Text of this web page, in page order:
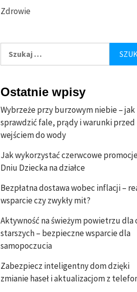
Zdrowie
Ostatnie wpisy
Wybrzeże przy burzowym niebie – jak
sprawdzić fale, prądy i warunki przed
wejściem do wody
Jak wykorzystać czerwcowe
Dniu Dziecka na działce
Bezpłatna dostawa wobec inflacji –
wsparcie czy zwykły mit?
Aktywność na świeżym powietrzu dla
starszych – bezpieczne wsparcie dla
samopoczucia
Zabezpiecz inteligentny dom dzięki
zmianie haseł i aktualizacjom z